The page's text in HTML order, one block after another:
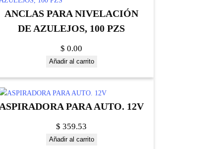
ANCLAS PARA NIVELACIÓN
DE AZULEJOS, 100 PZS
$ 0.00
Añadir al carrito
PARA AUTO. 12V
$ 359.53
Añadir al carrito